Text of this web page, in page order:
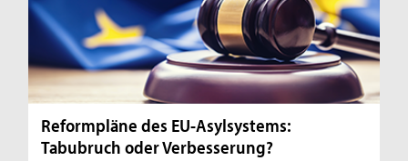
Reformpläne des EU-Asylsystems:
Tabubruch oder Verbesserung?